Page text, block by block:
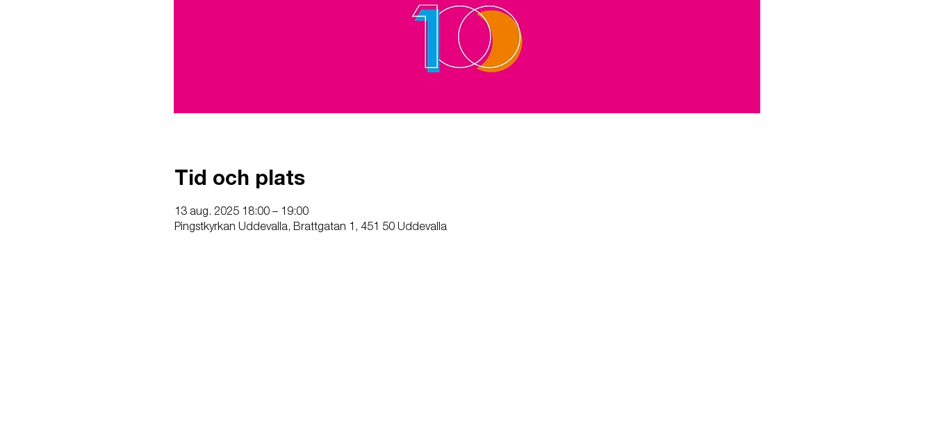
Tid och plats
13 aug. 2025 18:00 – 19:00
Pingstkyrkan Uddevalla, Brattgatan 1, 451 50 Uddevalla